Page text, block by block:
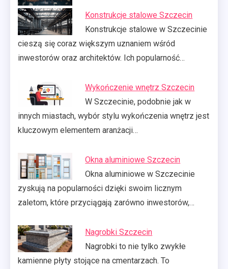
Konstrukcje stalowe Szczecin
Konstrukcje stalowe w Szczecinie
cieszą się coraz większym uznaniem wśród
inwestorów oraz architektów. Ich popularność…
Wykończenie wnętrz Szczecin
W Szczecinie, podobnie jak w
innych miastach, wybór stylu wykończenia wnętrz jest
kluczowym elementem aranżacji…
Okna aluminiowe Szczecin
Okna aluminiowe w Szczecinie
zyskują na popularności dzięki swoim licznym
zaletom, które przyciągają zarówno inwestorów,…
Nagrobki Szczecin
Nagrobki to nie tylko zwykłe
kamienne płyty stojące na cmentarzach. To